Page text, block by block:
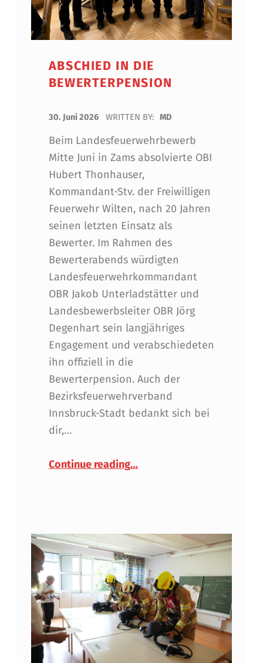
ABSCHIED IN DIE
BEWERTERPENSION
30. Juni 2026 WRITTEN BY: MD
Beim Landesfeuerwehrbewerb
Mitte Juni in Zams absolvierte OBI
Hubert Thonhauser,
Kommandant-Stv. der Freiwilligen
Feuerwehr Wilten, nach 20 Jahren
seinen letzten Einsatz als
Bewerter. Im Rahmen des
Bewerterabends würdigten
Landesfeuerwehrkommandant
OBR Jakob Unterladstätter und
Landesbewerbsleiter OBR Jörg
Degenhart sein langjähriges
Engagement und verabschiedeten
ihn offiziell in die
Bewerterpension. Auch der
Bezirksfeuerwehrverband
Innsbruck-Stadt bedankt sich bei
dir,…
Continue reading…